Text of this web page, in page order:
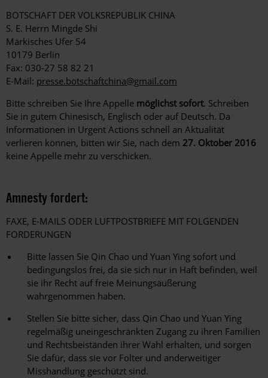
BOTSCHAFT DER VOLKSREPUBLIK CHINA
S. E. Herrn Mingde Shi
Märkisches Ufer 54
10179 Berlin
Fax: 030-27 58 82 21
E-Mail: presse.botschaftchina@gmail.com
Bitte schreiben Sie Ihre Appelle möglichst sofort. Schreiben
Sie in gutem Chinesisch, Englisch oder auf Deutsch. Da
Informationen in Urgent Actions schnell an Aktualität
verlieren können, bitten wir Sie, nach dem 27. Oktober 2016
keine Appelle mehr zu verschicken.
Amnesty fordert:
FAXE, E-MAILS ODER LUFTPOSTBRIEFE MIT FOLGENDEN
FORDERUNGEN
Bitte lassen Sie Qin Chao und Yuan Ying sofort und
bedingungslos frei, da sie sich nur in Haft befinden, weil
sie ihr Recht auf freie Meinungsäußerung
wahrgenommen haben.
Stellen Sie bitte sicher, dass Qin Chao und Yuan Ying
regelmäßig uneingeschränkten Zugang zu ihren Familien
und Rechtsbeiständen ihrer Wahl erhalten, und sorgen
Sie dafür, dass sie vor Folter und anderweitiger
Misshandlung geschützt sind.